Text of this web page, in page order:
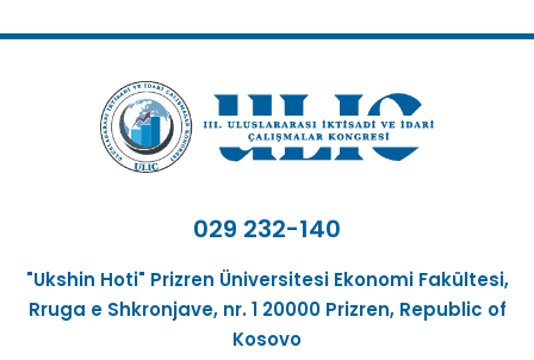
029 232-140
"Ukshin Hoti" Prizren Üniversitesi Ekonomi Fakültesi,
Rruga e Shkronjave, nr. 1 20000 Prizren, Republic of
Kosovo